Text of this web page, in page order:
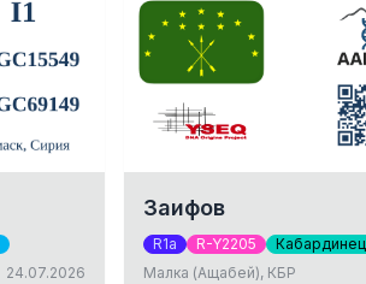
24.07.2026
Заифов
R1a R-Y2205 Кабардинец
Малка (Ащабей), КБР